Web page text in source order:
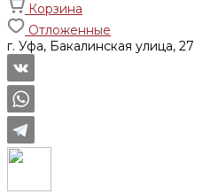
Корзина
Отложенные
г. Уфа, Бакалинская улица, 27